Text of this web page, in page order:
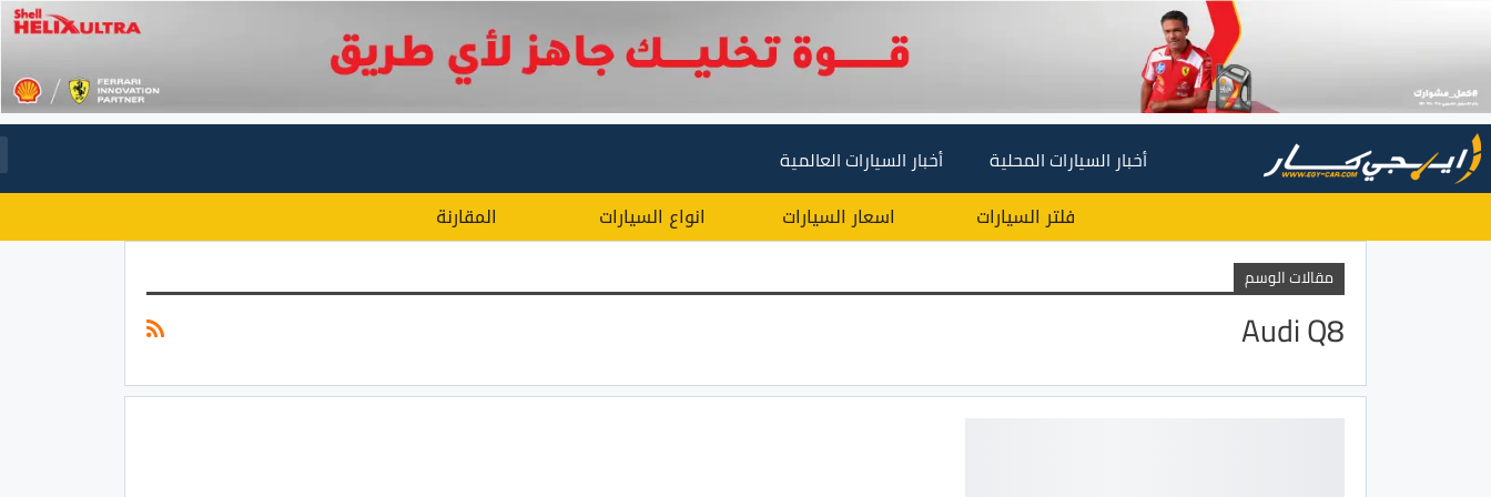
أخبار السيارات المحلية أخبار السيارات العالمية
فلتر السيارات اسعار السيارات انواع السيارات المقارنة
مقالات الوسم
Audi Q8